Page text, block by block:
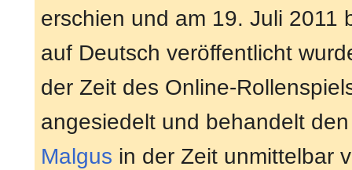
erschien und am 19. Juli 2011
auf Deutsch veröffentlicht
der Zeit des Online-
angesiedelt und behandelt
Malgus in der Zeit unmittelbar